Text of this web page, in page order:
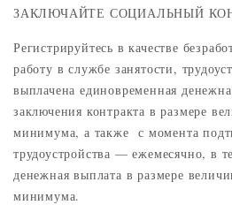
ЗАКЛЮЧАЙТЕ СОЦИАЛЬНЫЙ
Регистрируйтесь в качестве
работу в службе занятости,
выплачена единовременная
заключения контракта в размере
минимума, а также с момента
трудоустройства — ежемесячно, в
денежная выплата в размере
минимума.